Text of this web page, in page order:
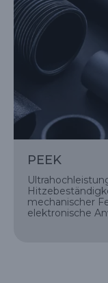
PEEK
mechanischer
elektronische